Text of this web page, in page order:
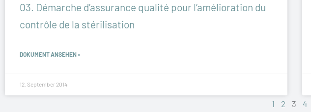
03. Démarche d’assurance qualité pour l’amélioration du
contrôle de la stérilisation
DOKUMENT ANSEHEN »
12. September 2014
1 2 3 4